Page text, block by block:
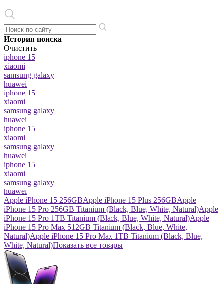
История поиска
Очистить
iphone 15
xiaomi
samsung galaxy
huawei
iphone 15
xiaomi
samsung galaxy
huawei
iphone 15
xiaomi
samsung galaxy
huawei
iphone 15
xiaomi
samsung galaxy
huawei
Apple iPhone 15 256GBApple iPhone 15 Plus 256GBApple
iPhone 15 Pro 256GB Titanium (Black, Blue, White, Natural)Apple
iPhone 15 Pro 1TB Titanium (Black, Blue, White, Natural)Apple
iPhone 15 Pro Max 512GB Titanium (Black, Blue, White,
Natural)Apple iPhone 15 Pro Max 1TB Titanium (Black, Blue,
White, Natural)Показать все товары